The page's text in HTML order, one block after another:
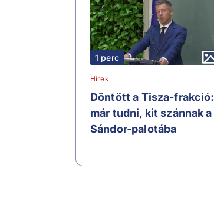
1 perc
Hírek
Döntött a Tisza-frakció:
már tudni, kit szánnak a
Sándor-palotába